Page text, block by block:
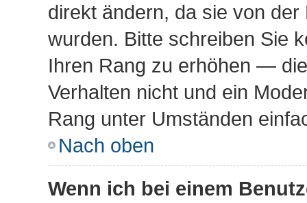
direkt ändern, da sie von
wurden. Bitte schreiben Sie
Ihren Rang zu erhöhen —
Verhalten nicht und ein
Rang unter Umständen
Nach oben
Wenn ich bei einem